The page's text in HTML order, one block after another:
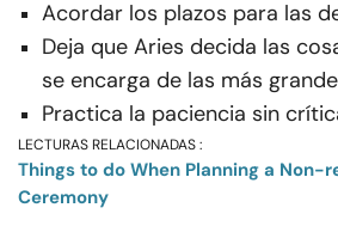
Acordar los plazos para las
Deja que Aries decida las
se encarga de las más
Practica la paciencia sin
LECTURAS RELACIONADAS :
Things to do When Planning a Non-
Ceremony